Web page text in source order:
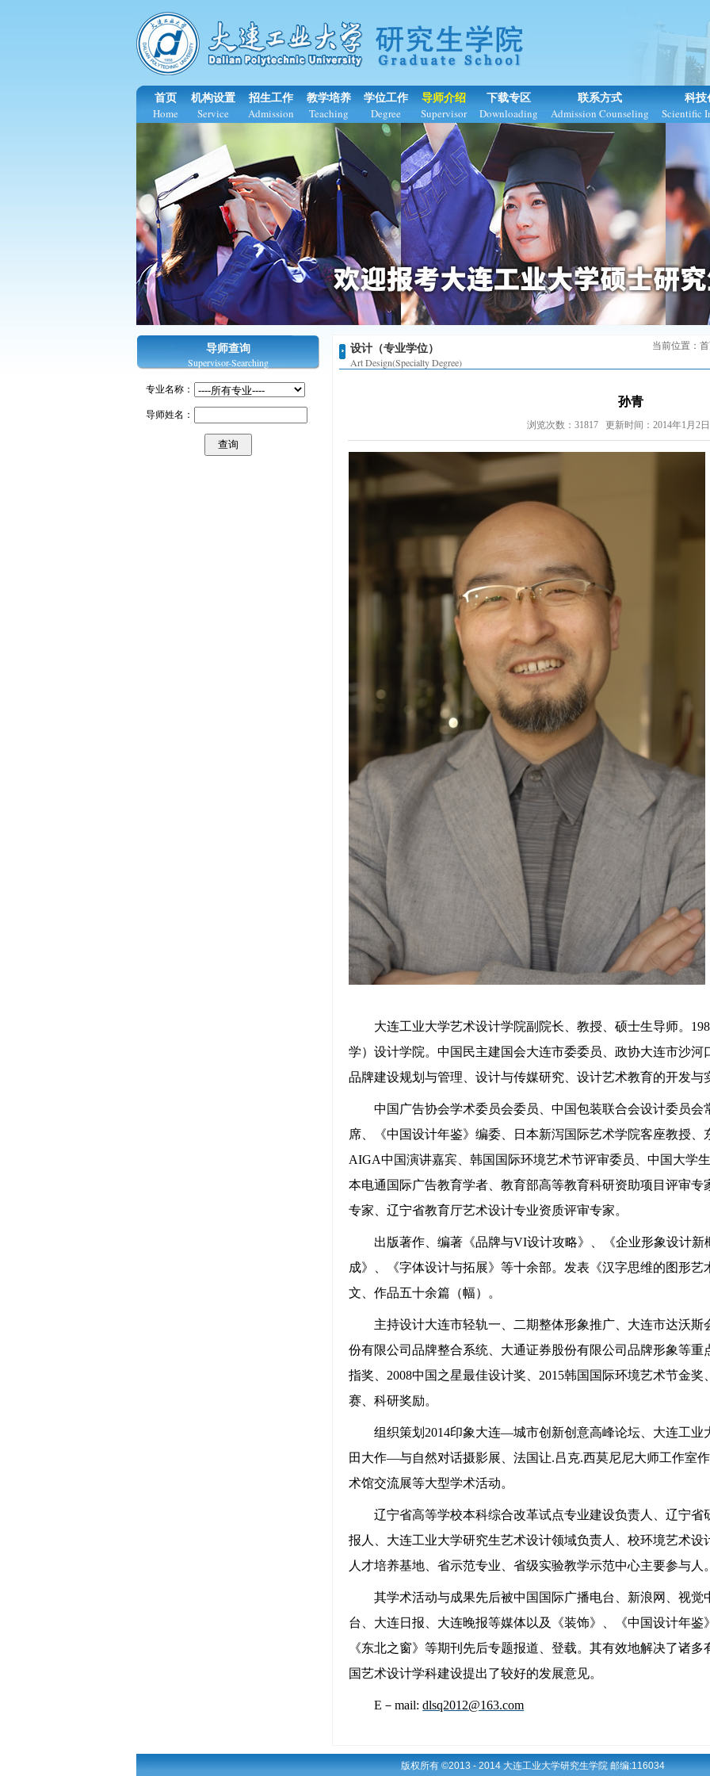
首页
Home
机构设置
Service
招生工作
Admission
教学培养
Teaching
学位工作
Degree
导师介绍
Supervisor
下载专区
Downloading
联系方式
Admission Counseling
科技
Scientific
导师查询
Supervisor-Searching
专业名称：
导师姓名：
设计（专业学位）
Art Design(Specialty Degree)
当前位置：
孙青
浏览次数：31817 更新时间：2014年1月2日
大连工业大学艺术设计学院副院长、教授、硕士生导师。
学）设计学院。中国民主建国会大连市委委员、政协大连市沙
品牌建设规划与管理、设计与传媒研究、设计艺术教育的开发与
中国广告协会学术委员会委员、中国包装联合会设计委员会
席、《中国设计年鉴》编委、日本新泻国际艺术学院客座教授、
AIGA中国演讲嘉宾、韩国国际环境艺术节评审委员、中国大学
本电通国际广告教育学者、教育部高等教育科研资助项目评审
专家、辽宁省教育厅艺术设计专业资质评审专家。
出版著作、编著《品牌与VI设计攻略》、《企业形象设计
成》、《字体设计与拓展》等十余部。发表《汉字思维的图形
文、作品五十余篇（幅）。
主持设计大连市轻轨一、二期整体形象推广、大连市达沃
份有限公司品牌整合系统、大通证券股份有限公司品牌形象等重
指奖、 2008中国之星最佳设计奖、 2015韩国国际环境艺术节金奖
赛、科研奖励。
组织策划 2014印象大连—城市创新创意高峰论坛、大连工业
田大作—与自然对话摄影展、法国让.吕克.西莫尼尼大师工作室
术馆交流展等大型学术活动。
辽宁省高等学校本科综合改革试点专业建设负责人、辽宁省
报人、 大连工业大学研究生艺术设计领域负责人、校环境艺术设
人才培养基地、省示范专业、省级实验教学示范中心主要参与人。
其学术活动与成果先后被中国国际广播电台、新浪网、视
台、大连日报、大连晚报等媒体以及《装饰》、《中国设计年鉴
《东北之窗》等期刊先后专题报道、登载。其有效地解决了诸
国艺术设计学科建设提出了较好的发展意见。
E －mail:dlsq2012@163.com
版权所有 ©2013 - 2014 大连工业大学研究生学院 邮编:116034